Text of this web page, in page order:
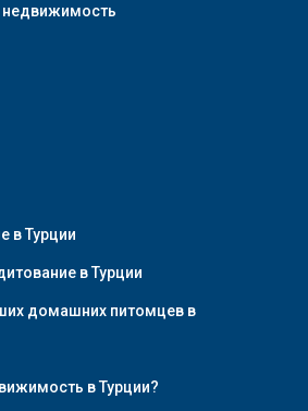
в Турции
в Турции
домашних питомцев в
в Турции?